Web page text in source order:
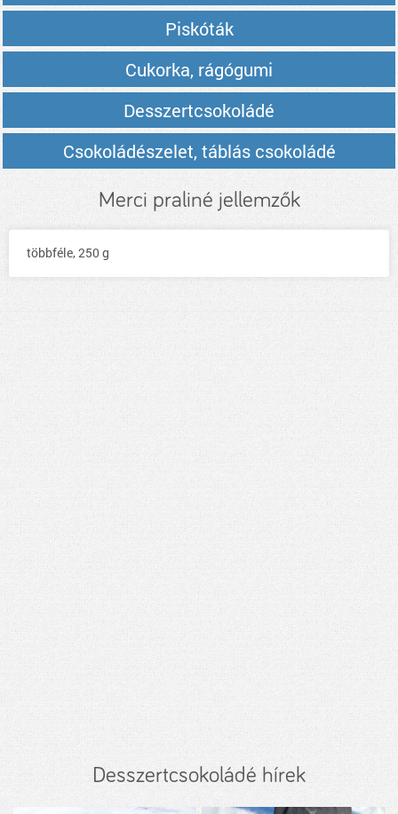
Piskóták
Cukorka, rágógumi
Desszertcsokoládé
Csokoládészelet, táblás csokoládé
Merci praliné jellemzők
többféle, 250 g
Desszertcsokoládé hírek